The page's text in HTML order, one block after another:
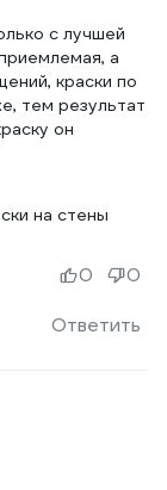
с лучшей
а
краски по
тем результат
он
на стены
Ответить
0 0